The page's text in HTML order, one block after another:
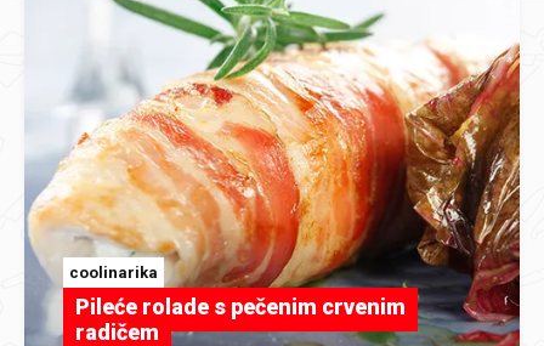
coolinarika
Pileće rolade s pečenim crvenim
radičem